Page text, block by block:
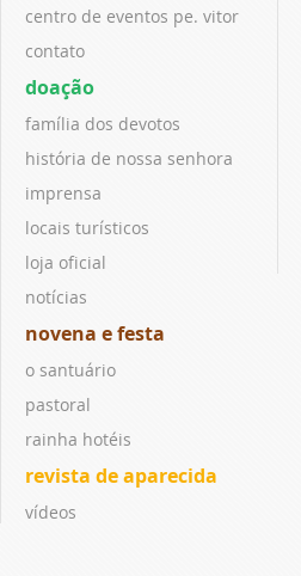
centro de eventos pe. vitor
contato
doação
família dos devotos
história de nossa senhora
imprensa
locais turísticos
loja oficial
notícias
novena e festa
o santuário
pastoral
rainha hotéis
revista de aparecida
vídeos